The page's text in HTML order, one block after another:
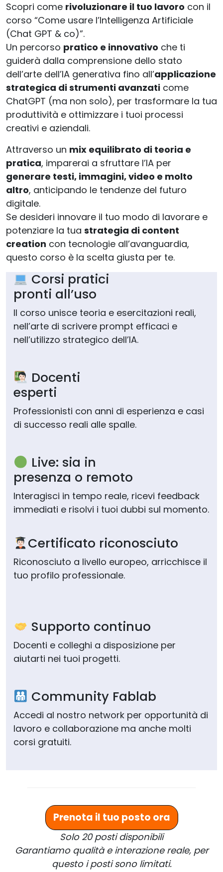
Scopri come rivoluzionare il tuo lavoro con il
corso “Come usare l’Intelligenza Artificiale
(Chat GPT & co)”.
Un percorso pratico e innovativo che ti
guiderà dalla comprensione dello stato
dell’arte dell’IA generativa fino all’applicazione
strategica di strumenti avanzati come
ChatGPT (ma non solo), per trasformare la tua
produttività e ottimizzare i tuoi processi
creativi e aziendali.
Attraverso un mix equilibrato di teoria e
pratica, imparerai a sfruttare l’IA per
generare testi, immagini, video e molto
altro, anticipando le tendenze del futuro
digitale.
Se desideri innovare il tuo modo di lavorare e
potenziare la tua strategia di content
creation con tecnologie all’avanguardia,
questo corso è la scelta giusta per te.
Corsi pratici
pronti all’uso
Il corso unisce teoria e esercitazioni reali,
nell’arte di scrivere prompt efficaci e
nell’utilizzo strategico dell’IA.
Docenti
esperti
Professionisti con anni di esperienza e casi
di successo reali alle spalle.
Live: sia in
presenza o remoto
Interagisci in tempo reale, ricevi feedback
immediati e risolvi i tuoi dubbi sul momento.
Certificato riconosciuto
Riconosciuto a livello europeo, arricchisce il
tuo profilo professionale.
Supporto continuo
Docenti e colleghi a disposizione per
aiutarti nei tuoi progetti.
Community Fablab
Accedi al nostro network per opportunità di
lavoro e collaborazione ma anche molti
corsi gratuiti.
Prenota il tuo posto ora
Solo 20 posti disponibili
Garantiamo qualità e interazione reale, per
questo i posti sono limitati.